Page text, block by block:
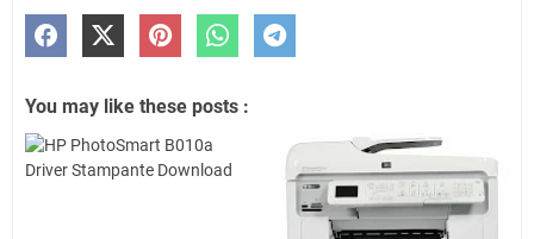
You may like these posts :